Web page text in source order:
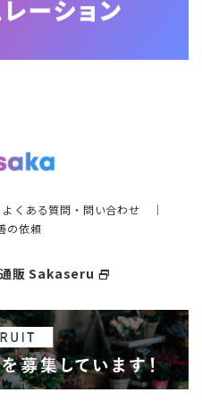
よくある質問・問い合わせ ｜
の依頼
販 Sakaseru select_window